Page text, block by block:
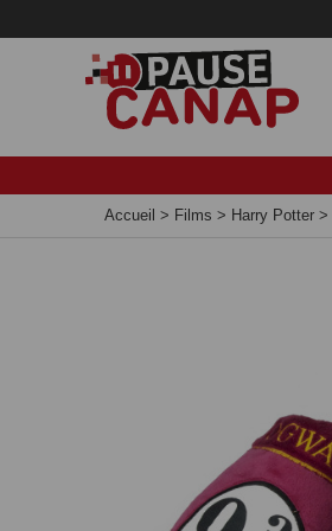
Accueil > Films > Harry Potter >